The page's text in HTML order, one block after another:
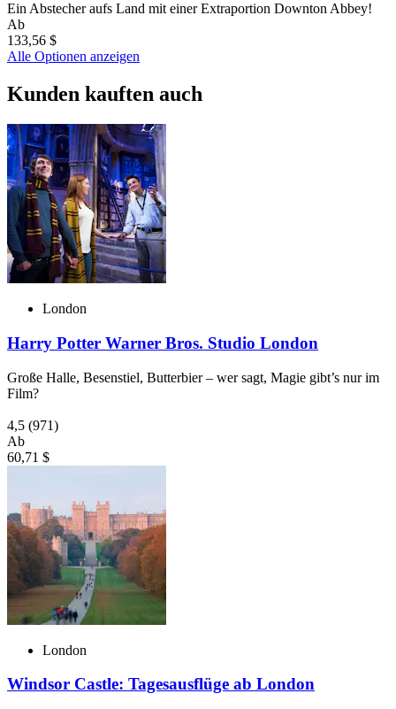
Ein Abstecher aufs Land mit einer Extraportion Downton Abbey!
Ab
133,56 $
Alle Optionen anzeigen
Kunden kauften auch
London
Harry Potter Warner Bros. Studio London
Große Halle, Besenstiel, Butterbier – wer sagt, Magie gibt’s nur im
Film?
4,5 (971)
Ab
60,71 $
London
Windsor Castle: Tagesausflüge ab London